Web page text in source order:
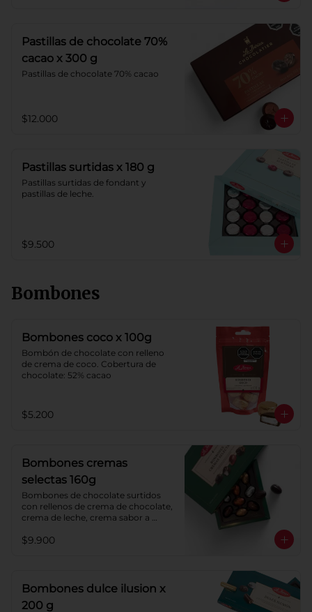
Pastillas de chocolate 70%
cacao x 300 g
Pastillas de chocolate 70% cacao
$12.000
Pastillas surtidas x 180 g
Pastillas surtidas de fondant y
pastillas de leche.
$9.500
Bombones
Bombones coco x 100g
Bombón de chocolate con relleno
de crema de coco. Cobertura de
chocolate: 52% cacao
$5.200
Bombones cremas
selectas 160g
Bombones de chocolate surtidos
con rellenos de crema de chocolate,
crema de leche, crema sabor a
de chocolate: 52% cacao.
$9.900
Bombones dulce ilusion x
200 g